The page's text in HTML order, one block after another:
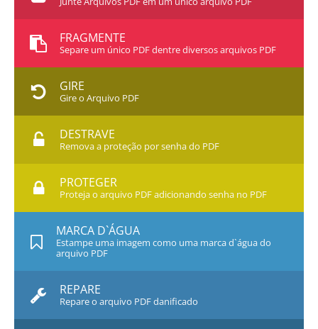
FRAGMENTE
Separe um único PDF dentre diversos arquivos PDF
GIRE
Gire o Arquivo PDF
DESTRAVE
Remova a proteção por senha do PDF
PROTEGER
Proteja o arquivo PDF adicionando senha no PDF
MARCA D`ÁGUA
Estampe uma imagem como uma marca d`água do
arquivo PDF
REPARE
Repare o arquivo PDF danificado